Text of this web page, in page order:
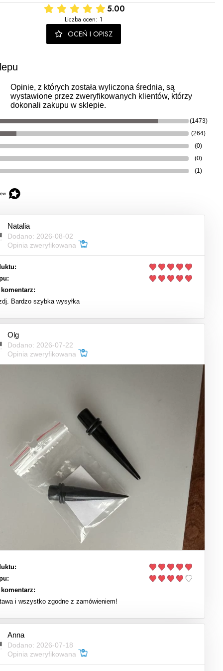
5.00
Liczba ocen: 1
OCEŃ I OPISZ
Opinie, z których została wyliczona średnia, są
wystawione przez zweryfikowanych klientów, którzy
dokonali zakupu w sklepie.
(1473)
(264)
(0)
(0)
(1)
Natalia
Dodano: 2026-08-02
Opinia zweryfikowana
Bardzo szybka wysyłka
Olg
Dodano: 2026-07-22
Opinia zweryfikowana
i wszystko zgodne z zamówieniem!
Anna
Dodano: 2026-07-18
Opinia zweryfikowana